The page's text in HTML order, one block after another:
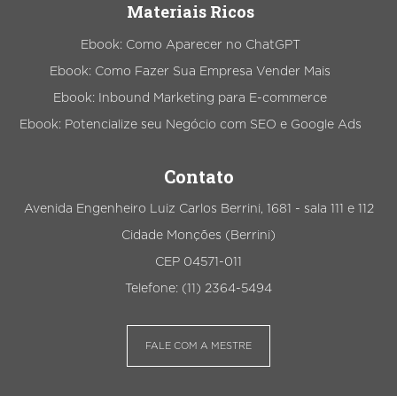
Materiais Ricos
Ebook: Como Aparecer no ChatGPT
Ebook: Como Fazer Sua Empresa Vender Mais
Ebook: Inbound Marketing para E-commerce
Ebook: Potencialize seu Negócio com SEO e Google Ads
Contato
Avenida Engenheiro Luiz Carlos Berrini, 1681 - sala 111 e 112
Cidade Monções (Berrini)
CEP 04571-011
Telefone: (11) 2364-5494
FALE COM A MESTRE